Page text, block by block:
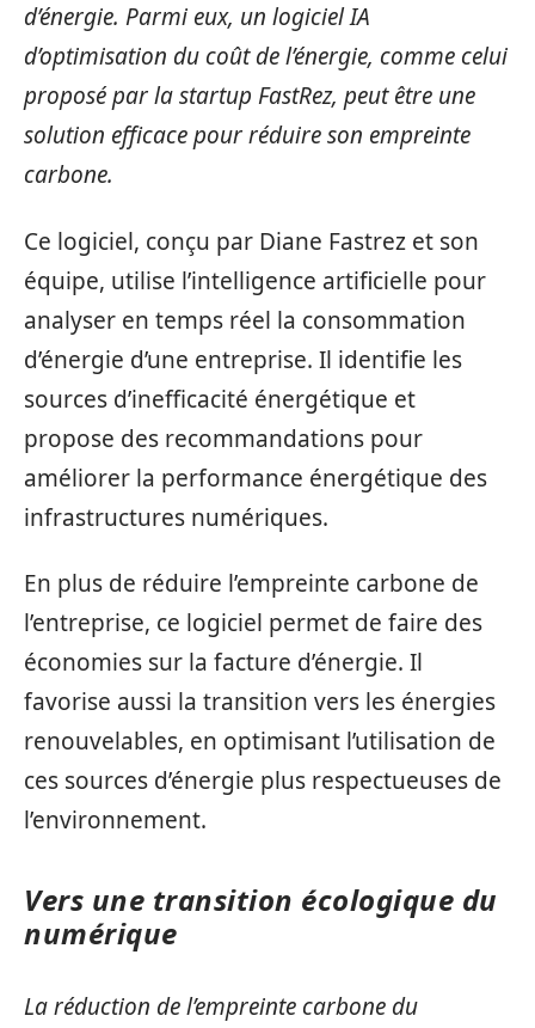
d’énergie. Parmi eux, un logiciel IA
d’optimisation du coût de l’énergie, comme celui
proposé par la startup FastRez, peut être une
solution efficace pour réduire son empreinte
carbone.
Ce logiciel, conçu par Diane Fastrez et son
équipe, utilise l’intelligence artificielle pour
analyser en temps réel la consommation
d’énergie d’une entreprise. Il identifie les
sources d’inefficacité énergétique et
propose des recommandations pour
améliorer la performance énergétique des
infrastructures numériques.
En plus de réduire l’empreinte carbone de
l’entreprise, ce logiciel permet de faire des
économies sur la facture d’énergie. Il
favorise aussi la transition vers les énergies
renouvelables, en optimisant l’utilisation de
ces sources d’énergie plus respectueuses de
l’environnement.
Vers une transition écologique du
numérique
La réduction de l’empreinte carbone du